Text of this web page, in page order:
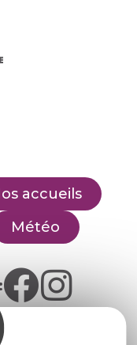
accueils
Météo